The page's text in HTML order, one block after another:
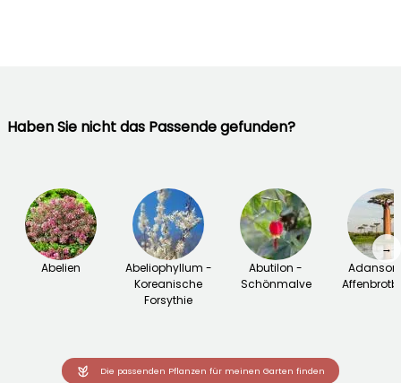
Haben Sie nicht das Passende gefunden?
Abelien
Abeliophyllum -
Koreanische
Forsythie
Abutilon -
Schönmalve
→
Die passenden Pflanzen für meinen Garten finden